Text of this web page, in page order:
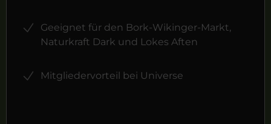
Geeignet für den Bork-Wikinger-Markt,
Naturkraft Dark und Lokes Aften
Mitgliedervorteil bei Universe